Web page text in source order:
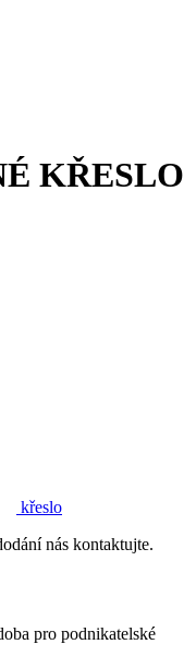
KŘESLO
křeslo
nás kontaktujte.
pro podnikatelské